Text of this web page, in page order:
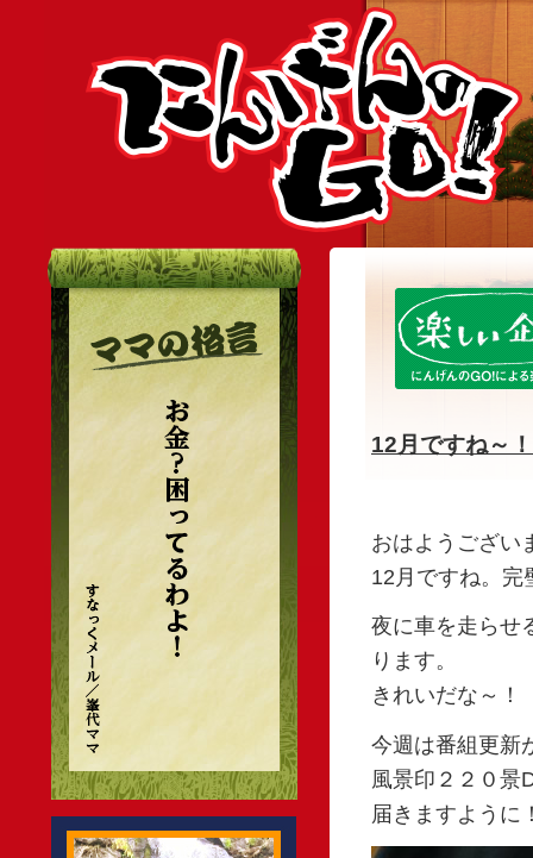
12月ですね～
おはようござい
12月ですね。完
夜に車を走らせ
ります。
きれいだな～！
今週は番組更新
風景印２２０景
届きますように